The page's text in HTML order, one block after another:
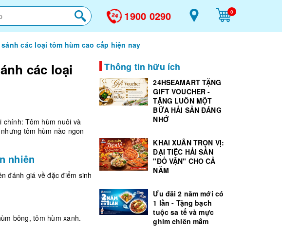
1900 0290 0
các loại tôm hùm cao cấp hiện nay
các loại
chính: Tôm hùm nuôi và
tôm hùm nào ngon
nhiên
đánh giá về đặc điểm sinh
bông, tôm hùm xanh.
Thông tin hữu ích
24HSEAMART TẶNG
GIFT VOUCHER -
TẶNG LUÔN MỘT
BỮA HẢI SẢN ĐÁNG
NHỚ
KHAI XUÂN TRỌN VỊ:
ĐẠI TIỆC HẢI SẢN
"ĐỎ VẬN" CHO CẢ
NĂM
Ưu đãi 2 năm mới có
1 lần - Tặng bạch
tuộc sa tế và mực
ghim chiên mắm